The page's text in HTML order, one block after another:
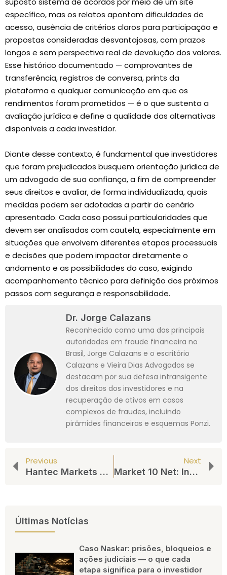
específico, mas os relatos apontam dificuldades de
acesso, ausência de critérios claros para participação e
propostas consideradas desvantajosas, com prazos
longos e sem perspectiva real de devolução dos valores.
Esse histórico documentado — comprovantes de
transferência, registros de conversa, prints da
plataforma e qualquer comunicação em que os
rendimentos foram prometidos — é o que sustenta a
avaliação jurídica e define a qualidade das alternativas
disponíveis a cada investidor.
Diante desse contexto, é fundamental que investidores
que foram prejudicados busquem orientação jurídica de
um advogado de sua confiança, a fim de compreender
seus direitos e avaliar, de forma individualizada, quais
medidas podem ser adotadas a partir do cenário
apresentado. Cada caso possui particularidades que
devem ser analisadas com cautela, especialmente em
situações que envolvem diferentes etapas processuais
e decisões que podem impactar diretamente o
andamento e as possibilidades do caso, exigindo
acompanhamento técnico para definição dos próximos
passos com segurança e responsabilidade.
Dr. Jorge Calazans
Reconhecido como uma das principais
autoridades em fraude financeira no
Brasil, Jorge Calazans e o escritório
Calazans e Vieira Dias Advogados se
destacam por sua defesa intransigente
dos direitos dos investidores e na
recuperação de ativos em casos
complexos de fraudes, incluindo
pirâmides financeiras e esquemas Ponzi.
Previous
Hantec Markets e o Uso de Robôs de Investimento: Investidores Relatam Perda Integral do Capital Aportado
Next
Market 10 Net: Investidores Relatam Bloqueio de Saques, Coação para Novos Aportes e Zeramento de Saldo em Plataforma sem Autorização da CVM
Últimas Notícias
Caso Naskar: prisões, bloqueios e
ações judiciais — o que cada
etapa significa para o investidor